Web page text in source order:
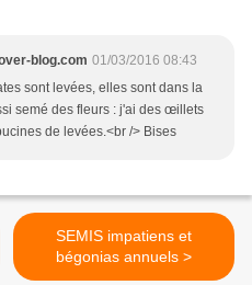
blog.com 01/03/2016 08:43
sont levées, elles sont dans la
semé des fleurs : j'ai des œillets
de levées.<br /> Bises
SEMIS impatiens et
bégonias annuels >